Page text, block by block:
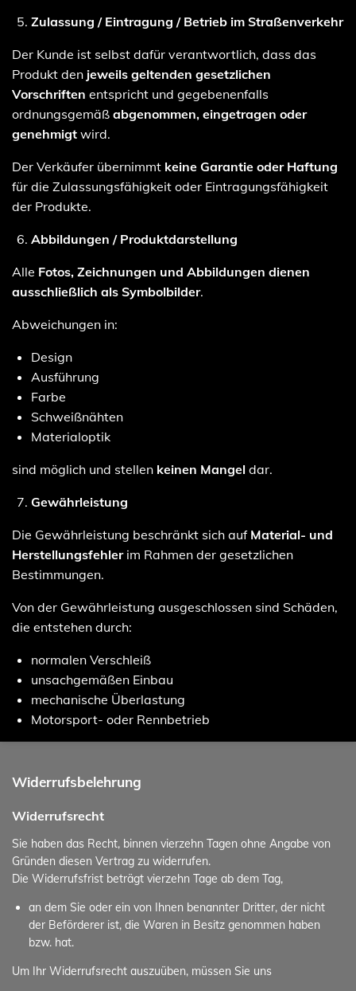
Zulassung / Eintragung / Betrieb im Straßenverkehr
Der Kunde ist selbst dafür verantwortlich, dass das
Produkt den jeweils geltenden gesetzlichen
Vorschriften entspricht und gegebenenfalls
ordnungsgemäß abgenommen, eingetragen oder
genehmigt wird.
Der Verkäufer übernimmt keine Garantie oder Haftung
für die Zulassungsfähigkeit oder Eintragungsfähigkeit
der Produkte.
Abbildungen / Produktdarstellung
Alle Fotos, Zeichnungen und Abbildungen dienen
ausschließlich als Symbolbilder.
Abweichungen in:
Design
Ausführung
Farbe
Schweißnähten
Materialoptik
sind möglich und stellen keinen Mangel dar.
Gewährleistung
Die Gewährleistung beschränkt sich auf Material- und
Herstellungsfehlerim Rahmen der gesetzlichen
Bestimmungen.
Von der Gewährleistung ausgeschlossen sind Schäden,
die entstehen durch:
normalen Verschleiß
unsachgemäßen Einbau
mechanische Überlastung
Motorsport- oder Rennbetrieb
Widerrufsbelehrung
Widerrufsrecht
Sie haben das Recht, binnen vierzehn Tagen ohne Angabe von
Gründen diesen Vertrag zu widerrufen.
Die Widerrufsfrist beträgt vierzehn Tage ab dem Tag,
an dem Sie oder ein von Ihnen benannter Dritter, der nicht
der Beförderer ist, die Waren in Besitz genommen haben
bzw. hat.
Um Ihr Widerrufsrecht auszuüben, müssen Sie uns